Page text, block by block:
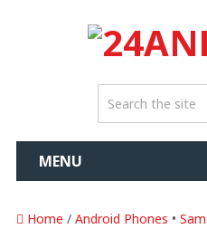
MENU
Home / Android Phones •